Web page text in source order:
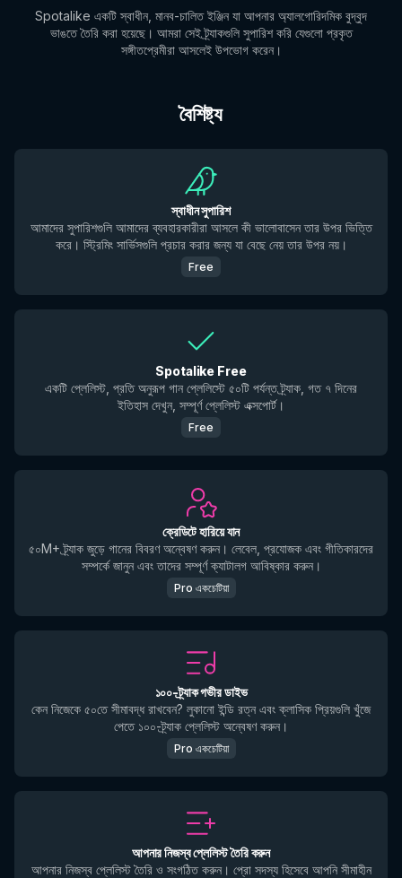
Spotalike একটি স্বাধীন, মানব-চালিত ইঞ্জিন যা আপনার অ্যালগোরিদমিক বুদ্বুদ
ভাঙতে তৈরি করা হয়েছে। আমরা সেই ট্র্যাকগুলি সুপারিশ করি যেগুলো প্রকৃত
সঙ্গীতপ্রেমীরা আসলেই উপভোগ করেন।
বৈশিষ্ট্য
স্বাধীন সুপারিশ
আমাদের সুপারিশগুলি আমাদের ব্যবহারকারীরা আসলে কী ভালোবাসেন তার উপর ভিত্তি
করে। স্ট্রিমিং সার্ভিসগুলি প্রচার করার জন্য যা বেছে নেয় তার উপর নয়।
Free
Spotalike Free
একটি প্লেলিস্ট, প্রতি অনুরূপ গান প্লেলিস্টে ৫০টি পর্যন্ত ট্র্যাক, গত ৭ দিনের
ইতিহাস দেখুন, সম্পূর্ণ প্লেলিস্ট এক্সপোর্ট।
Free
ক্রেডিটে হারিয়ে যান
৫০M+ ট্র্যাক জুড়ে গানের বিবরণ অন্বেষণ করুন। লেবেল, প্রযোজক এবং গীতিকারদের
সম্পর্কে জানুন এবং তাদের সম্পূর্ণ ক্যাটালগ আবিষ্কার করুন।
Pro একচেটিয়া
১০০-ট্র্যাক গভীর ডাইভ
কেন নিজেকে ৫০তে সীমাবদ্ধ রাখবেন? লুকানো ইন্ডি রত্ন এবং ক্লাসিক প্রিয়গুলি খুঁজে
পেতে ১০০-ট্র্যাক প্লেলিস্ট অন্বেষণ করুন।
Pro একচেটিয়া
আপনার নিজস্ব প্লেলিস্ট তৈরি করুন
আপনার নিজস্ব প্লেলিস্ট তৈরি ও সংগঠিত করুন। প্রো সদস্য হিসেবে আপনি সীমাহীন